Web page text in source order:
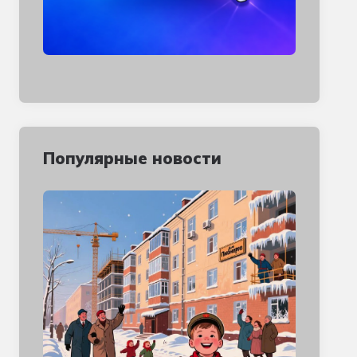
Популярные новости